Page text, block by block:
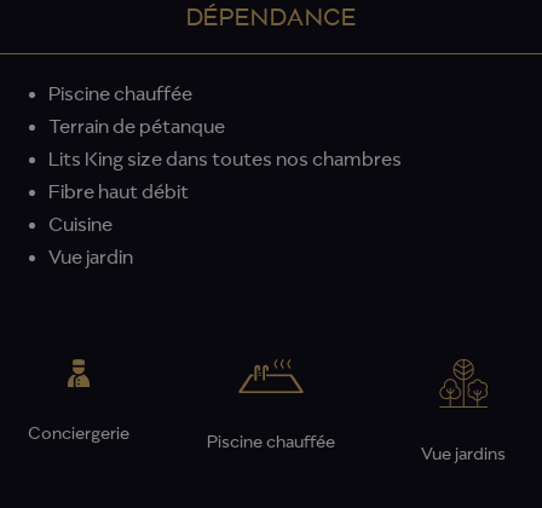
DÉPENDANCE
Piscine chauffée
Terrain de pétanque
Lits King size dans toutes nos chambres
Fibre haut débit
Cuisine
Vue jardin
Conciergerie Piscine chauffée
Vue jardins